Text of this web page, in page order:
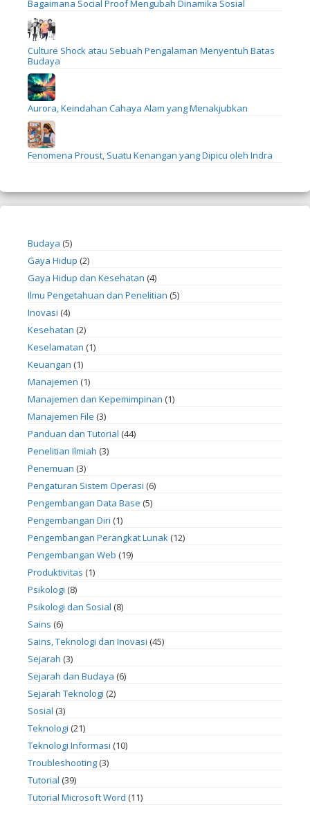
Bagaimana Social Proof Mengubah Dinamika Sosial
Culture Shock atau Sebuah Pengalaman Menyentuh Batas
Budaya
Aurora, Keindahan Cahaya Alam yang Menakjubkan
Fenomena Proust, Suatu Kenangan yang Dipicu oleh Indra
Budaya (5)
Gaya Hidup (2)
Gaya Hidup dan Kesehatan (4)
Ilmu Pengetahuan dan Penelitian (5)
Inovasi (4)
Kesehatan (2)
Keselamatan (1)
Keuangan (1)
Manajemen (1)
Manajemen dan Kepemimpinan (1)
Manajemen File (3)
Panduan dan Tutorial (44)
Penelitian Ilmiah (3)
Penemuan (3)
Pengaturan Sistem Operasi (6)
Pengembangan Data Base (5)
Pengembangan Diri (1)
Pengembangan Perangkat Lunak (12)
Pengembangan Web (19)
Produktivitas (1)
Psikologi (8)
Psikologi dan Sosial (8)
Sains (6)
Sains, Teknologi dan Inovasi (45)
Sejarah (3)
Sejarah dan Budaya (6)
Sejarah Teknologi (2)
Sosial (3)
Teknologi (21)
Teknologi Informasi (10)
Troubleshooting (3)
Tutorial (39)
Tutorial Microsoft Word (11)